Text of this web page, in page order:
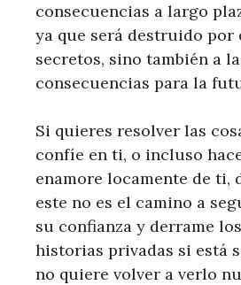
consecuencias a largo
ya que será destruido por
secretos, sino también a
consecuencias para la
Si quieres resolver las
confíe en ti, o incluso
enamore locamente de ti,
este no es el camino a
su confianza y derrame
historias privadas si está
no quiere volver a verlo